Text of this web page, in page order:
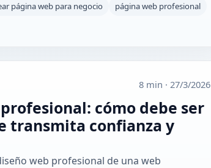
página web para negocio página web profesional
8 min · 27/3/2026
cómo debe ser
transmita confianza y
web profesional de una web